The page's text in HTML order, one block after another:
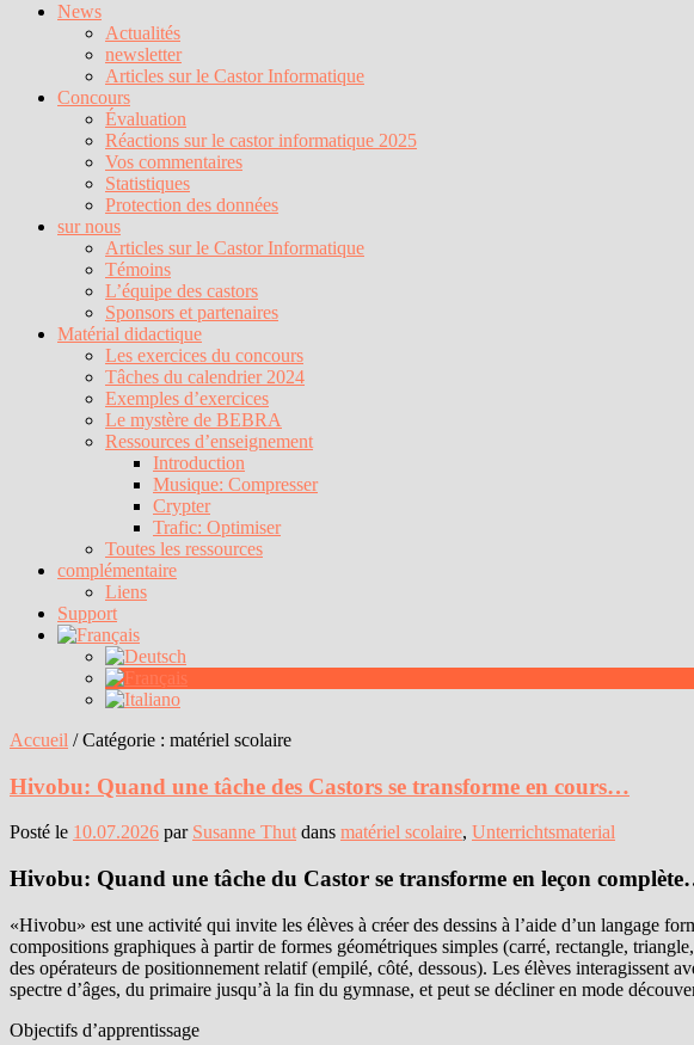
News
Actualités
newsletter
Articles sur le Castor Informatique
Concours
Évaluation
Réactions sur le castor informatique 2025
Vos commentaires
Statistiques
Protection des données
sur nous
Articles sur le Castor Informatique
Témoins
L’équipe des castors
Sponsors et partenaires
Matérial didactique
Les exercices du concours
Tâches du calendrier 2024
Exemples d’exercices
Le mystère de BEBRA
Ressources d’enseignement
Introduction
Musique: Compresser
Crypter
Trafic: Optimiser
Toutes les ressources
complémentaire
Liens
Support
Accueil /Catégorie : matériel scolaire
Hivobu: Quand une tâche des Castors se transforme en cours…
Posté le 10.07.2026 par Susanne Thut dans matériel scolaire, Unterrichtsmaterial
Hivobu: Quand une tâche du Castor se transforme en leçon
«Hivobu» est une activité qui invite les élèves à créer des dessins à l’aide d’un langage
compositions graphiques à partir de formes géométriques simples (carré, rectangle,
des opérateurs de positionnement relatif (empilé, côté, dessous). Les élèves interagissent
spectre d’âges, du primaire jusqu’à la fin du gymnase, et peut se décliner en mode
Objectifs d’apprentissage